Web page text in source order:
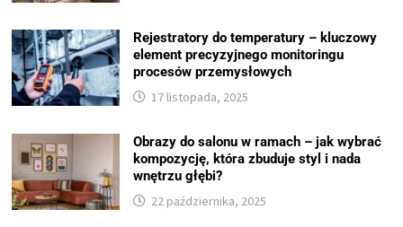
Rejestratory do temperatury – kluczowy
element precyzyjnego monitoringu
procesów przemysłowych
17 listopada, 2025
Obrazy do salonu w ramach – jak wybrać
kompozycję, która zbuduje styl i nada
wnętrzu głębi?
22 października, 2025